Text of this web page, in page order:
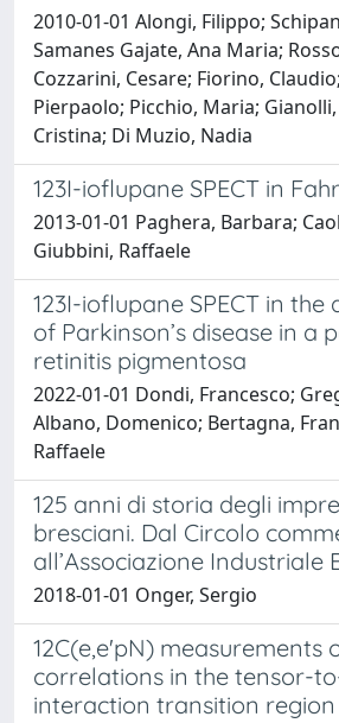
2010-01-01 Alongi, Filippo;
Samanes Gajate, Ana Maria;
Cozzarini, Cesare; Fiorino,
Pierpaolo; Picchio, Maria;
Cristina; Di Muzio, Nadia
123I-ioflupane SPECT in
2013-01-01 Paghera, Barbara;
Giubbini, Raffaele
123I-ioflupane SPECT in the
of Parkinson’s disease in a
retinitis pigmentosa
2022-01-01 Dondi, Francesco;
Albano, Domenico; Bertagna,
Raffaele
125 anni di storia degli
bresciani. Dal Circolo
all’Associazione Industriale
2018-01-01 Onger, Sergio
12C(e,e'pN) measurements
correlations in the tensor-
interaction transition region